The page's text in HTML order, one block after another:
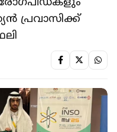
പ്രവാസിക്ക്